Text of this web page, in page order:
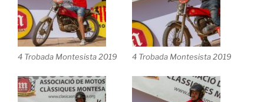
4 Trobada Montesista 2019 4 Trobada Montesista 2019